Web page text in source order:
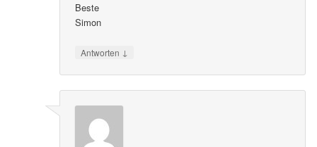
Beste
Simon
Antworten ↓